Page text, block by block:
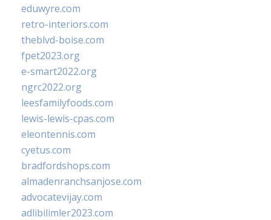
eduwyre.com
retro-interiors.com
theblvd-boise.com
fpet2023.org
e-smart2022.org
ngrc2022.org
leesfamilyfoods.com
lewis-lewis-cpas.com
eleontennis.com
cyetus.com
bradfordshops.com
almadenranchsanjose.com
advocatevijay.com
adlibilimler2023.com